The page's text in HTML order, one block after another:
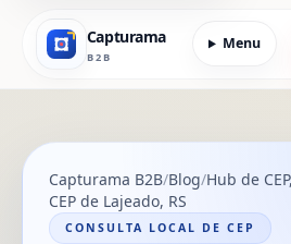
Capturama
B2B
Menu
Capturama B2B Blog Hub de
CEP de Lajeado, RS
CONSULTA LOCAL DE CEP